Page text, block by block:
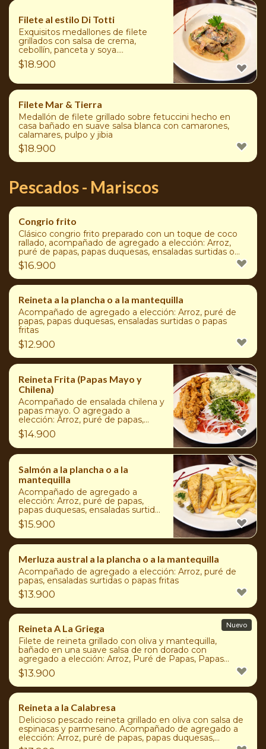
Filete al estilo Di Totti
Exquisitos medallones de filete
grillados con salsa de crema,
cebollín, panceta y soya.
Acompañado de agregado a
elección: Arroz, puré de papas,
o papas fritas
$18.900
Filete Mar & Tierra
Medallón de filete grillado sobre fetuccini hecho en
casa bañado en suave salsa blanca con camarones,
calamares, pulpo y jibia
$18.900
Pescados - Mariscos
Congrio frito
Clásico congrio frito preparado con un toque de coco
rallado, acompañado de agregado a elección: Arroz,
puré de papas, papas duquesas, ensaladas surtidas o
papas fritas
$16.900
Reineta a la plancha o a la mantequilla
Acompañado de agregado a elección: Arroz, puré de
papas, papas duquesas, ensaladas surtidas o papas
fritas
$12.900
Reineta Frita (Papas Mayo y
Chilena)
Acompañado de ensalada chilena y
papas mayo. O agregado a
elección: Arroz, puré de papas,
papas duquesas, ensaladas surtidas
o papas fritas
$14.900
Salmón a la plancha o a la
mantequilla
Acompañado de agregado a
elección: Arroz, puré de papas,
papas duquesas, ensaladas surtidas
o papas fritas
$15.900
Merluza austral a la plancha o a la mantequilla
Acompañado de agregado a elección: Arroz, puré de
papas, ensaladas surtidas o papas fritas
$13.900
Reineta A La Griega
Filete de reineta grillado con oliva y mantequilla,
bañado en una suave salsa de ron dorado con
agregado a elección: Arroz, Puré de Papas, Papas
Fritas o Ensaladas Surtidas.
$13.900
Nuevo
Reineta a la Calabresa
Delicioso pescado reineta grillado en oliva con salsa de
espinacas y parmesano. Acompañado de agregado a
elección: Arroz, puré de papas, papas duquesas,
ensaladas surtidas o papas fritas